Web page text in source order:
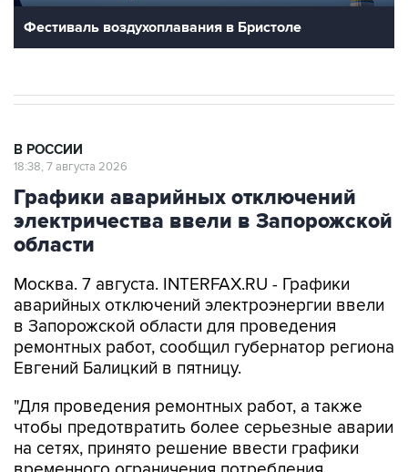
Графики аварийных отключений
электричества ввели в Запорожской
области
Москва. 7 августа. INTERFAX.RU - Графики
в Запорожской области для проведения
ремонтных работ, сообщил губернатор региона
Евгений Балицкий в пятницу.
"Для проведения ремонтных работ, а также
на сетях, принято решение ввести графики
временного ограничения потребления
электроэнергии - графики аварийных